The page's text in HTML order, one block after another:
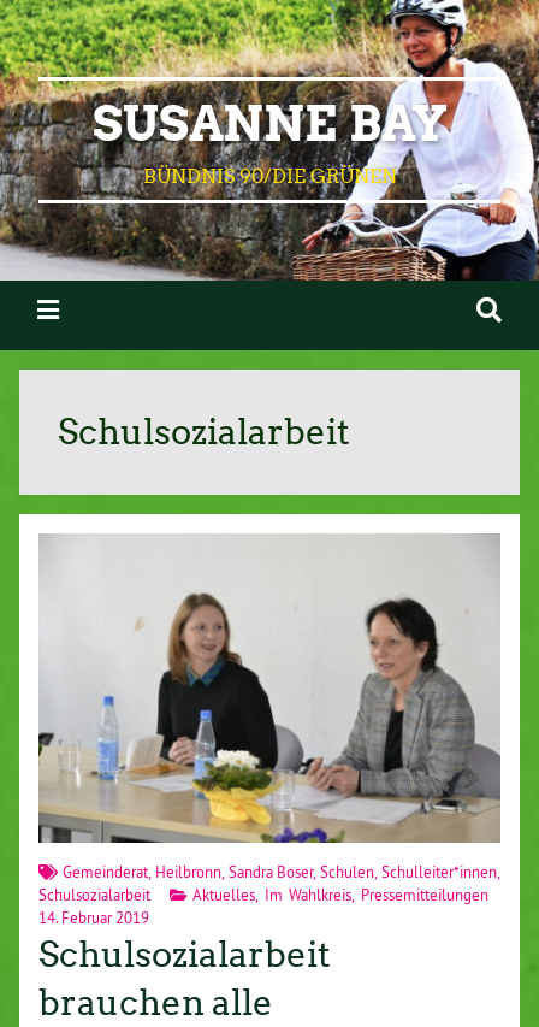
SUSANNE BAY
BÜNDNIS 90/DIE GRÜNEN
Schulsozialarbeit
Gemeinderat, Heilbronn, Sandra Boser,Schulen ,Schulleiter*innen
Schulsozialarbeit
Aktuelles Im Wahlkreis Pressemitteilungen
14. Februar 2019
Schulsozialarbeit
brauchen alle